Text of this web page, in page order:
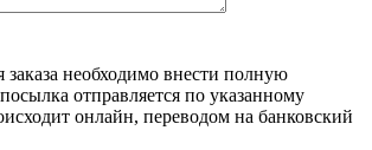
необходимо внести полную
отправляется по указанному
онлайн, переводом на банковский